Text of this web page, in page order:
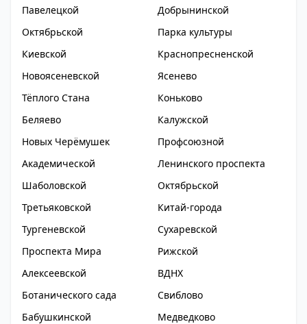
Павелецкой
Добрынинской
Октябрьской
Парка культуры
Киевской
Краснопресненской
Новоясеневской
Ясенево
Тёплого Стана
Коньково
Беляево
Калужской
Новых Черёмушек
Профсоюзной
Академической
Ленинского проспекта
Шаболовской
Октябрьской
Третьяковской
Китай-города
Тургеневской
Сухаревской
Проспекта Мира
Рижской
Алексеевской
ВДНХ
Ботанического сада
Свиблово
Бабушкинской
Медведково